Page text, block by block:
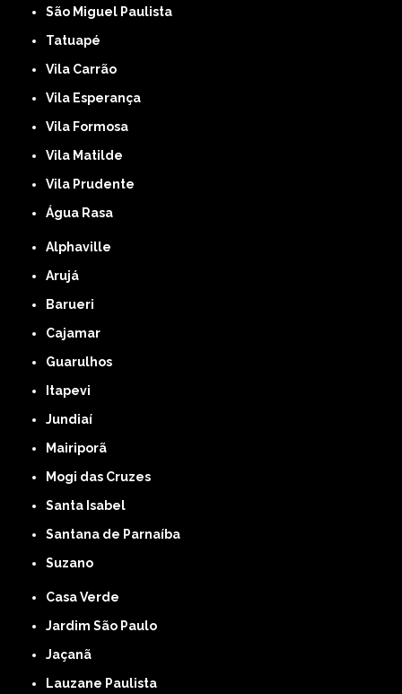
São Miguel Paulista
Tatuapé
Vila Carrão
Vila Esperança
Vila Formosa
Vila Matilde
Vila Prudente
Água Rasa
Alphaville
Arujá
Barueri
Cajamar
Guarulhos
Itapevi
Jundiaí
Mairiporã
Mogi das Cruzes
Santa Isabel
Santana de Parnaíba
Suzano
Casa Verde
Jardim São Paulo
Jaçanã
Lauzane Paulista